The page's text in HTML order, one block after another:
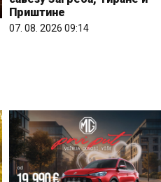
Приштине
07. 08. 2026 09:14